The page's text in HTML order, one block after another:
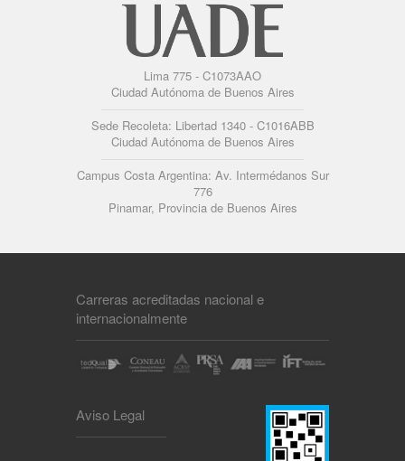
Lima 775 - C1073AAO
Ciudad Autónoma de Buenos Aires
Sede Recoleta: Libertad 1340 - C1016ABB
Ciudad Autónoma de Buenos Aires
Campus Costa Argentina: Av. Intermédanos Sur
776
Pinamar, Provincia de Buenos Aires
Carreras acreditadas nacional e
internacionalmente
Aviso Legal